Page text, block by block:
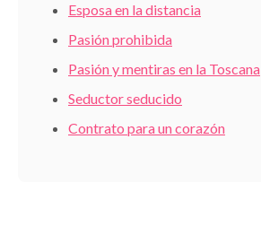
Esposa en la distancia
Pasión prohibida
Pasión y mentiras en la Toscana
Seductor seducido
Contrato para un corazón